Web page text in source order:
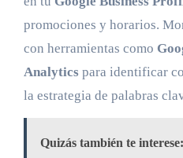
promociones y horarios.
con herramientas como
Analytics para identificar
la estrategia de palabras
Quizás también te interese: